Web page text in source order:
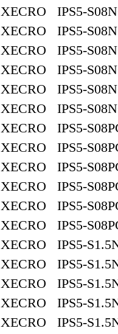
XECRO IPS5-
XECRO IPS5-
XECRO IPS5-
XECRO IPS5-
XECRO IPS5-
XECRO IPS5-
XECRO IPS5-
XECRO IPS5-
XECRO IPS5-
XECRO IPS5-
XECRO IPS5-
XECRO IPS5-
XECRO IPS5-
XECRO IPS5-
XECRO IPS5-
XECRO IPS5-
XECRO IPS5-